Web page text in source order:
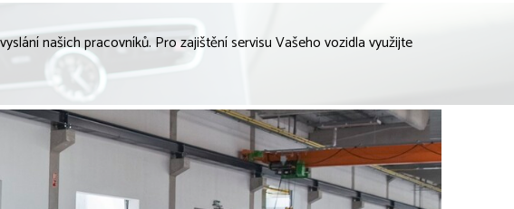
našich pracovníků. Pro zajištění servisu Vašeho vozidla využijte